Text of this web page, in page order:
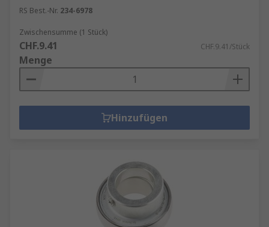
RS Best.-Nr. 234-6978
Zwischensumme (1 Stück)
CHF.9.41 CHF.9.41/Stück
Menge
Hinzufügen